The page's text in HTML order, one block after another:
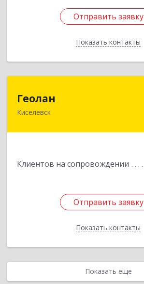
Отправить заявку
Показать контакты
Отправить заявку
Назад
Геолан
Киселевск
Клиентов на сопровождении
Отправить заявку
Показать контакты
Отправить заявку
Назад
Показать еще